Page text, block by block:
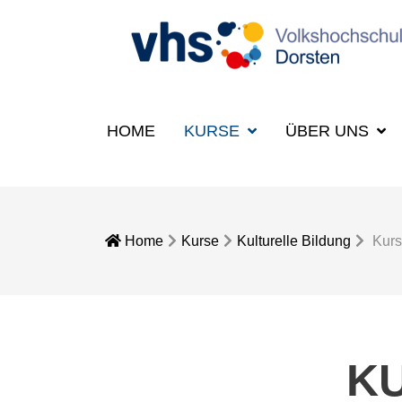
HOME KURSE ÜBER UNS
Home Kurse Kulturelle Bildung